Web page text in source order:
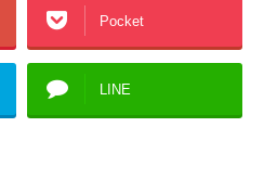
Pocket
LINE